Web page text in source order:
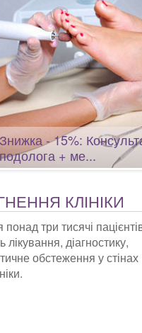
Знижка - 15%:
подолога + ме...
КЛІНІКИ
три тисячі
лікування, діагностику,
обстеження у стінах